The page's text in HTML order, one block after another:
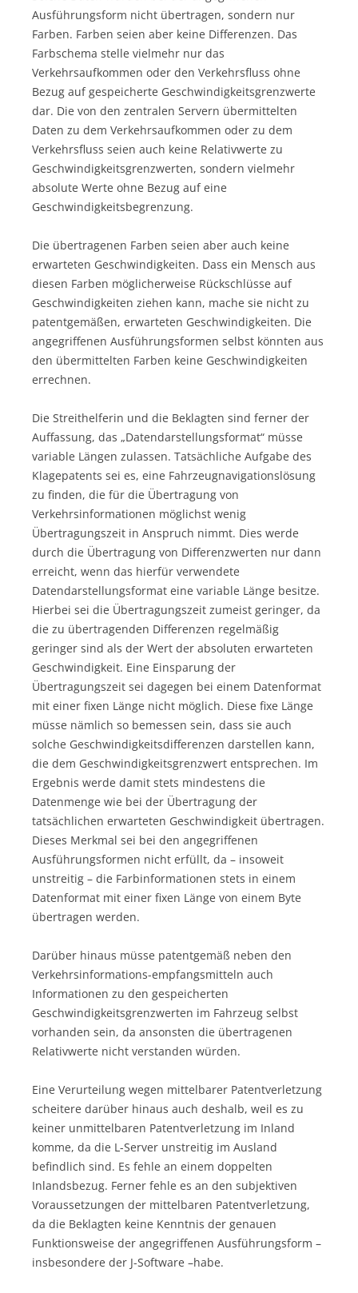
Ausführungsform nicht übertragen, sondern nur
Farben. Farben seien aber keine Differenzen. Das
Farbschema stelle vielmehr nur das
Verkehrsaufkommen oder den Verkehrsfluss ohne
Bezug auf gespeicherte Geschwindigkeitsgrenzwerte
dar. Die von den zentralen Servern übermittelten
Daten zu dem Verkehrsaufkommen oder zu dem
Verkehrsfluss seien auch keine Relativwerte zu
Geschwindigkeitsgrenzwerten, sondern vielmehr
absolute Werte ohne Bezug auf eine
Geschwindigkeitsbegrenzung.
Die übertragenen Farben seien aber auch keine
erwarteten Geschwindigkeiten. Dass ein Mensch aus
diesen Farben möglicherweise Rückschlüsse auf
Geschwindigkeiten ziehen kann, mache sie nicht zu
patentgemäßen, erwarteten Geschwindigkeiten. Die
angegriffenen Ausführungsformen selbst könnten aus
den übermittelten Farben keine Geschwindigkeiten
errechnen.
Die Streithelferin und die Beklagten sind ferner der
Auffassung, das „Datendarstellungsformat“ müsse
variable Längen zulassen. Tatsächliche Aufgabe des
Klagepatents sei es, eine Fahrzeugnavigationslösung
zu finden, die für die Übertragung von
Verkehrsinformationen möglichst wenig
Übertragungszeit in Anspruch nimmt. Dies werde
durch die Übertragung von Differenzwerten nur dann
erreicht, wenn das hierfür verwendete
Datendarstellungsformat eine variable Länge besitze.
Hierbei sei die Übertragungszeit zumeist geringer, da
die zu übertragenden Differenzen regelmäßig
geringer sind als der Wert der absoluten erwarteten
Geschwindigkeit. Eine Einsparung der
Übertragungszeit sei dagegen bei einem Datenformat
mit einer fixen Länge nicht möglich. Diese fixe Länge
müsse nämlich so bemessen sein, dass sie auch
solche Geschwindigkeitsdifferenzen darstellen kann,
die dem Geschwindigkeitsgrenzwert entsprechen. Im
Ergebnis werde damit stets mindestens die
Datenmenge wie bei der Übertragung der
tatsächlichen erwarteten Geschwindigkeit übertragen.
Dieses Merkmal sei bei den angegriffenen
Ausführungsformen nicht erfüllt, da – insoweit
unstreitig – die Farbinformationen stets in einem
Datenformat mit einer fixen Länge von einem Byte
übertragen werden.
Darüber hinaus müsse patentgemäß neben den
Verkehrsinformations-empfangsmitteln auch
Informationen zu den gespeicherten
Geschwindigkeitsgrenzwerten im Fahrzeug selbst
vorhanden sein, da ansonsten die übertragenen
Relativwerte nicht verstanden würden.
Eine Verurteilung wegen mittelbarer Patentverletzung
scheitere darüber hinaus auch deshalb, weil es zu
keiner unmittelbaren Patentverletzung im Inland
komme, da die L-Server unstreitig im Ausland
befindlich sind. Es fehle an einem doppelten
Inlandsbezug. Ferner fehle es an den subjektiven
Voraussetzungen der mittelbaren Patentverletzung,
da die Beklagten keine Kenntnis der genauen
Funktionsweise der angegriffenen Ausführungsform –
insbesondere der J-Software –habe.